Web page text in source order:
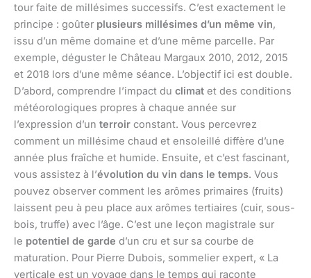
tour faite de millésimes successifs. C’est exactement le
principe : goûter plusieurs millésimes d’un même vin,
issu d’un même domaine et d’une même parcelle. Par
exemple, déguster le Château Margaux 2010, 2012, 2015
et 2018 lors d’une même séance. L’objectif ici est double.
D’abord, comprendre l’impact du climat et des conditions
météorologiques propres à chaque année sur
l’expression d’un terroir constant. Vous percevrez
comment un millésime chaud et ensoleillé diffère d’une
année plus fraîche et humide. Ensuite, et c’est fascinant,
vous assistez à l’évolution du vin dans le temps. Vous
pouvez observer comment les arômes primaires (fruits)
laissent peu à peu place aux arômes tertiaires (cuir, sous-
bois, truffe) avec l’âge. C’est une leçon magistrale sur
le potentiel de garde d’un cru et sur sa courbe de
maturation. Pour Pierre Dubois, sommelier expert, « La
verticale est un voyage dans le temps qui raconte